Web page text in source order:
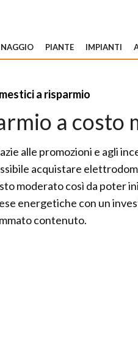
PIANTE IMPIANTI
a risparmio
a costo
alle promozioni e agli
acquistare
moderato così da poter
energetiche con un
contenuto.